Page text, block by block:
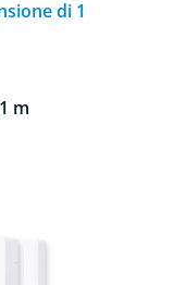
di 1
m